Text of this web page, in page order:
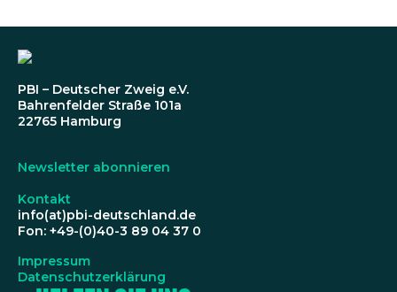
PBI – Deutscher Zweig e.V.
Bahrenfelder Straße 101a
22765 Hamburg
Newsletter abonnieren
Kontakt
info(at)pbi-deutschland.de
Fon: +49-(0)40-3 89 04 37 0
Impressum
Datenschutzerklärung